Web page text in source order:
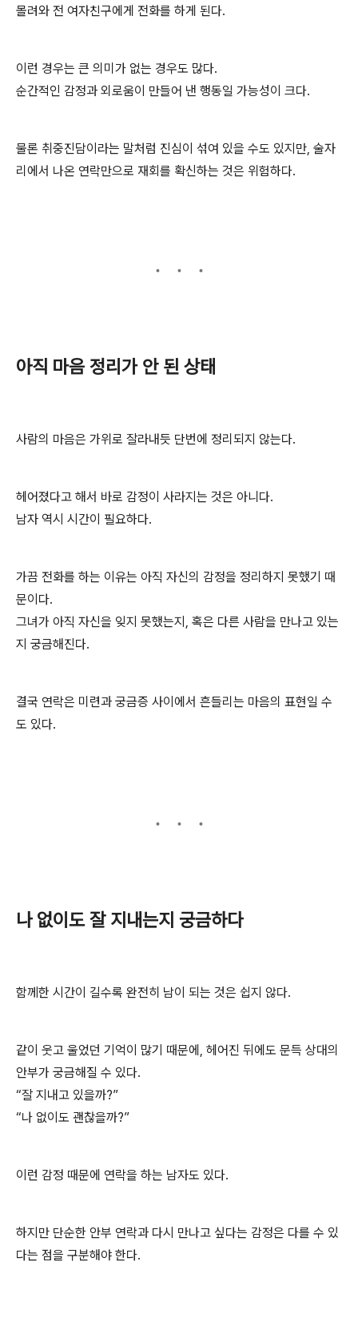
몰려와 전 여자친구에게 전화를 하게 된다.
이런 경우는 큰 의미가 없는 경우도 많다.
순간적인 감정과 외로움이 만들어 낸 행동일 가능성이 크다.
물론 취중진담이라는 말처럼 진심이 섞여 있을 수도 있지만, 술자
리에서 나온 연락만으로 재회를 확신하는 것은 위험하다.
아직 마음 정리가 안 된 상태
사람의 마음은 가위로 잘라내듯 단번에 정리되지 않는다.
헤어졌다고 해서 바로 감정이 사라지는 것은 아니다.
남자 역시 시간이 필요하다.
가끔 전화를 하는 이유는 아직 자신의 감정을 정리하지 못했기 때
문이다.
그녀가 아직 자신을 잊지 못했는지, 혹은 다른 사람을 만나고 있는
지 궁금해진다.
결국 연락은 미련과 궁금증 사이에서 흔들리는 마음의 표현일 수
도 있다.
나 없이도 잘 지내는지 궁금하다
함께한 시간이 길수록 완전히 남이 되는 것은 쉽지 않다.
같이 웃고 울었던 기억이 많기 때문에, 헤어진 뒤에도 문득 상대의
안부가 궁금해질 수 있다.
“잘 지내고 있을까?”
“나 없이도 괜찮을까?”
이런 감정 때문에 연락을 하는 남자도 있다.
하지만 단순한 안부 연락과 다시 만나고 싶다는 감정은 다를 수 있
다는 점을 구분해야 한다.